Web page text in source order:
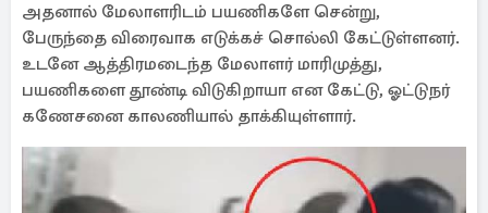
அதனால் மேலாளரிடம் பயணிகளே சென்று,
பேருந்தை விரைவாக எடுக்கச் சொல்லி கேட்டுள்ளனர்.
உடனே ஆத்திரமடைந்த மேலாளர் மாரிமுத்து,
பயணிகளை தூண்டி விடுகிறாயா என கேட்டு, ஓட்டுநர்
கணேசனை காலணியால் தாக்கியுள்ளார்.